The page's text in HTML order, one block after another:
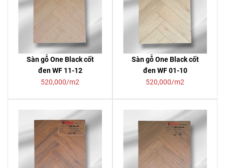
Sàn gỗ One Black cốt
đen WF 11-12
520,000/m2
Sàn gỗ One Black cốt
đen WF 01-10
520,000/m2